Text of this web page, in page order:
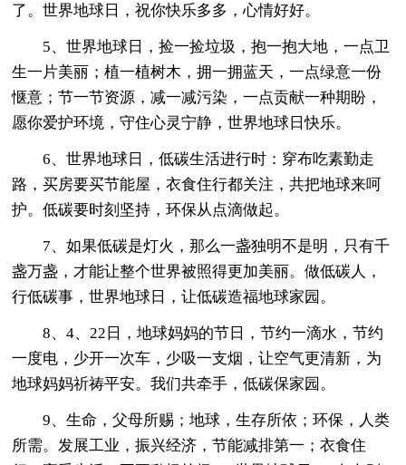
了。世界地球日，祝你快乐多多，心情好好。
5、世界地球日，捡一捡垃圾，抱一抱大地，一点卫
生一片美丽；植一植树木，拥一拥蓝天，一点绿意一份
惬意；节一节资源，减一减污染，一点贡献一种期盼，
愿你爱护环境，守住心灵宁静，世界地球日快乐。
6、世界地球日，低碳生活进行时：穿布吃素勤走
路，买房要买节能屋，衣食住行都关注，共把地球来呵
护。低碳要时刻坚持，环保从点滴做起。
7、如果低碳是灯火，那么一盏独明不是明，只有千
盏万盏，才能让整个世界被照得更加美丽。做低碳人，
行低碳事，世界地球日，让低碳造福地球家园。
8、4、22日，地球妈妈的节日，节约一滴水，节约
一度电，少开一次车，少吸一支烟，让空气更清新，为
地球妈妈祈祷平安。我们共牵手，低碳保家园。
9、生命，父母所赐；地球，生存所依；环保，人类
所需。发展工业，振兴经济，节能减排第一；衣食住